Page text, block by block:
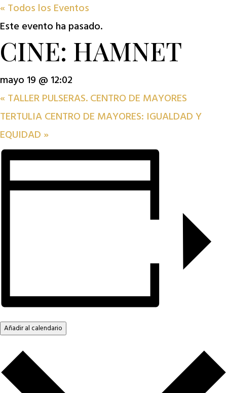
« Todos los Eventos
Este evento ha pasado.
CINE: HAMNET
mayo 19 @ 12:02
«TALLER PULSERAS. CENTRO DE MAYORES
TERTULIA CENTRO DE MAYORES: IGUALDAD Y
EQUIDAD »
Añadir al calendario